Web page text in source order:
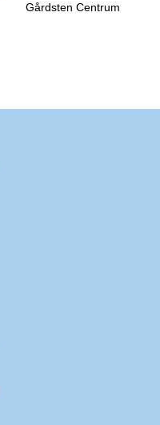
Gårdsten Centrum